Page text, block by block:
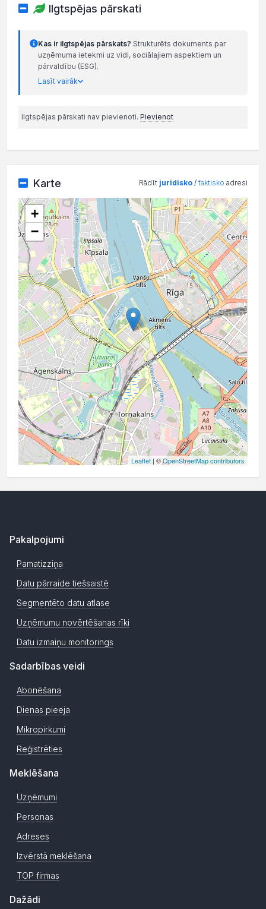
Ilgtspējas pārskati
Kas ir ilgtspējas pārskats? Strukturēts dokuments par
uzņēmuma ietekmi uz vidi, sociālajiem aspektiem un
pārvaldību (ESG).
Lasīt vairāk
Ilgtspējas pārskati nav pievienoti. Pievienot
Karte Rādīt juridisko /faktisko adresi
+
−
Leaflet | ©OpenStreetMap contributors
Pakalpojumi
Pamatizziņa
Datu pārraide tiešsaistē
Segmentēto datu atlase
Uzņēmumu novērtēšanas rīki
Datu izmaiņu monitorings
Sadarbības veidi
Abonēšana
Dienas pieeja
Mikropirkumi
Reģistrēties
Meklēšana
Uzņēmumi
Personas
Adreses
Izvērstā meklēšana
TOP firmas
Dažādi